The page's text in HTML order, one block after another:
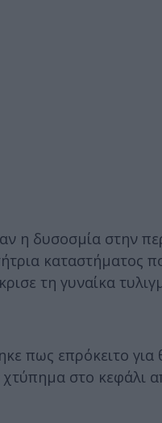
η δυσοσμία στην
καταστήματος
τη γυναίκα
πως επρόκειτο
στο κεφάλι